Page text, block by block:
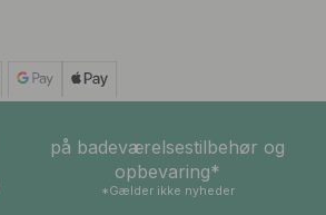
på badeværelsestilbehør og
opbevaring*
*Gælder ikke nyheder